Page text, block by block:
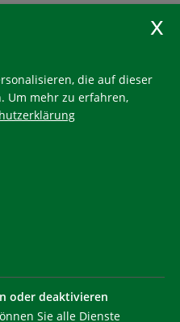
Marke. Die Nutzung muss
Südtirol - KlimaHaus
die auf dieser
Um mehr zu erfahren,
oder deaktivieren
Sie alle Dienste